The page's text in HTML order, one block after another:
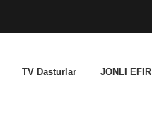
TV Dasturlar JONLI EFIR